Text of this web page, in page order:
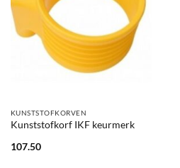
KUNSTSTOFKORVEN
Kunststofkorf IKF keurmerk
107.50